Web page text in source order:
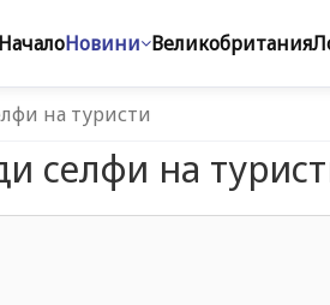
НачалоНовини Великобритания
на туристи
селфи на